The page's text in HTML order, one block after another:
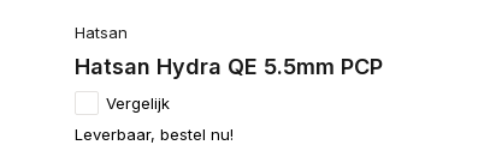
Hatsan
Hatsan Hydra QE 5.5mm PCP
Vergelijk
Leverbaar, bestel nu!